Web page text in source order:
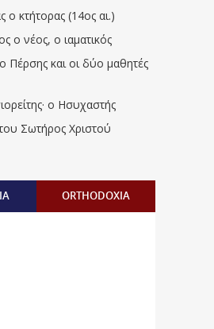
κτήτορας (14ος αι.)
ο νέος, ο ιαματικός
Πέρσης και οι δύο μαθητές
· ο Ησυχαστής
Σωτήρος Χριστού
ORTHODOXIA